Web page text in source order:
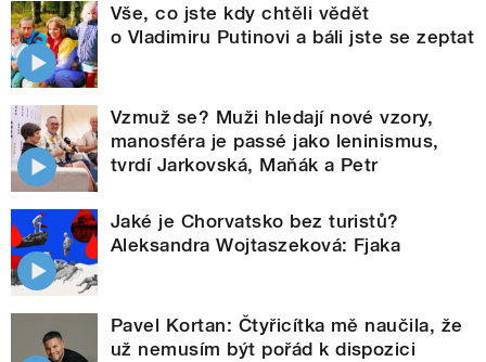
Vše, co jste kdy chtěli vědět
o Vladimiru Putinovi a báli jste se zeptat
Vzmuž se? Muži hledají nové vzory,
manosféra je passé jako leninismus,
tvrdí Jarkovská, Maňák a Petr
Jaké je Chorvatsko bez turistů?
Aleksandra Wojtaszeková: Fjaka
Pavel Kortan: Čtyřicítka mě naučila, že
už nemusím být pořád k dispozici